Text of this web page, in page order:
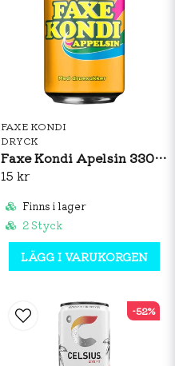
FAXE KONDI
DRYCK
Faxe Kondi Apelsin 330ml
15 kr
Finns i lager
2 Styck
LÄGG I VARUKORGEN
-52%